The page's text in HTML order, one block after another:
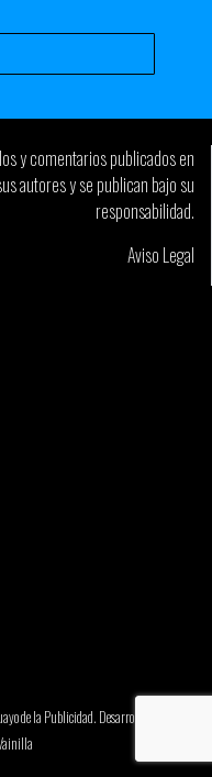
y comentarios publicados en
autores y se publican bajo su
responsabilidad.
Aviso Legal
de la Publicidad. Desarrollado por